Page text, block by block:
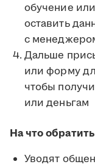
обучение
оставить
с
Дальше
или форму
чтобы
или деньгам
На что
Уводят